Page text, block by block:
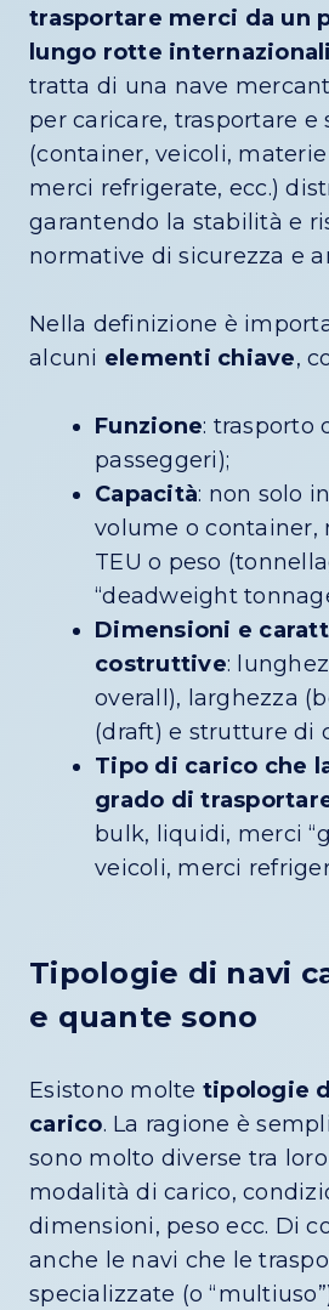
trasportare merci da un
lungo rotte
tratta di una nave
per caricare, trasportare e
(container, veicoli,
merci refrigerate, ecc.)
garantendo la stabilità e
normative di sicurezza e
Nella definizione è
alcuni elementi chiave,
Funzione: trasporto
passeggeri);
Capacità: non solo
volume o container,
TEU o peso
“deadweight
Dimensioni e
costruttive:
overall), larghezza
(draft) e strutture di
Tipo di carico che
grado di
bulk, liquidi, merci
veicoli, merci
Tipologie di navi
e quante sono
Esistono molte tipologie
carico. La ragione è
sono molto diverse tra
modalità di carico,
dimensioni, peso ecc. Di
anche le navi che le
specializzate (o